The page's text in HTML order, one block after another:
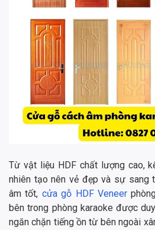
Từ vật liệu HDF chất lượng cao,
nhiên tạo nên vẻ đẹp và sự sang
âm tốt, cửa gỗ HDF Veneer
bên trong phòng karaoke được
ngăn chặn tiếng ồn từ bên ngoài